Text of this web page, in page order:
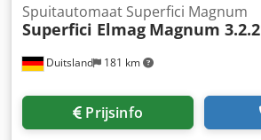
Duitsland 181 km
Spuitautomaat Superfici Magnum
Superfici Elmag Magnum 3.2.2
Prijsinfo